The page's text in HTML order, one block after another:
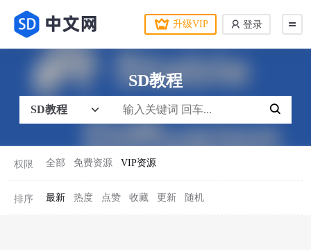
升级VIP 登录
SD教程
权限 全部 免费资源 VIP资源
排序 最新 热度 点赞 收藏 更新 随机